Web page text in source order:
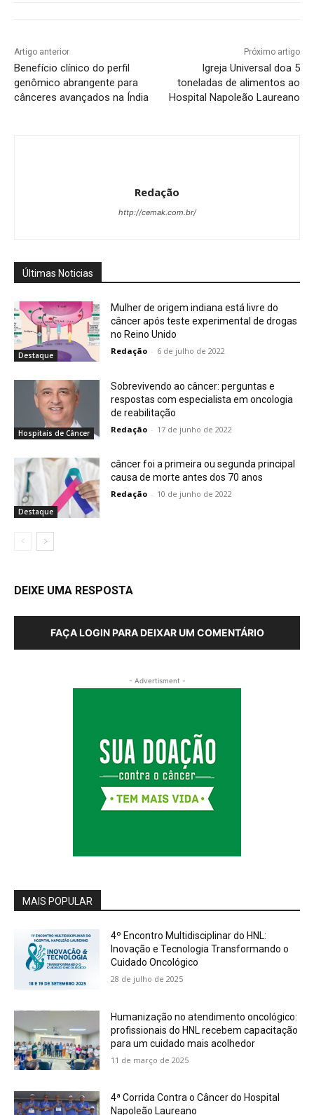
Artigo anterior
Benefício clínico do perfil
genômico abrangente para
cânceres avançados na Índia
Próximo artigo
Igreja Universal doa 5
toneladas de alimentos ao
Hospital Napoleão Laureano
Redação
http://cemak.com.br/
Últimas Noticias
Destaque
Mulher de origem indiana está livre do
câncer após teste experimental de drogas
no Reino Unido
Redação - 6 de julho de 2022
Hospitais de Câncer
Sobrevivendo ao câncer: perguntas e
respostas com especialista em oncologia
de reabilitação
Redação - 17 de junho de 2022
Destaque
câncer foi a primeira ou segunda principal
causa de morte antes dos 70 anos
Redação - 10 de junho de 2022
DEIXE UMA RESPOSTA
FAÇA LOGIN PARA DEIXAR UM COMENTÁRIO
- Advertisment -
MAIS POPULAR
4º Encontro Multidisciplinar do HNL:
Inovação e Tecnologia Transformando o
Cuidado Oncológico
28 de julho de 2025
Humanização no atendimento oncológico:
profissionais do HNL recebem capacitação
para um cuidado mais acolhedor
11 de março de 2025
4ª Corrida Contra o Câncer do Hospital
Napoleão Laureano